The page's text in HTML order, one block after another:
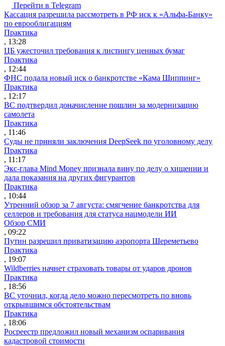
Перейти в Telegram
Кассация разрешила рассмотреть в РФ иск к «Альфа-Банку»
по еврооблигациям
Практика
, 13:28
ЦБ ужесточил требования к листингу ценных бумаг
Практика
, 12:44
ФНС подала новый иск о банкротстве «Кама Шиппинг»
Практика
, 12:17
ВС подтвердил доначисление пошлин за модернизацию
самолета
Практика
, 11:46
Суды не приняли заключения DeepSeek по уголовному делу
Практика
, 11:17
Экс-глава Mind Money признала вину по делу о хищении и
дала показания на других фигурантов
Практика
, 10:44
Утренний обзор за 7 августа: смягчение банкротства для
селлеров и требования для статуса нацмодели ИИ
Обзор СМИ
, 09:22
Путин разрешил приватизацию аэропорта Шереметьево
Практика
, 19:07
Wildberries начнет страховать товары от ударов дронов
Практика
, 18:56
ВС уточнил, когда дело можно пересмотреть по вновь
открывшимся обстоятельствам
Практика
, 18:06
Росреестр предложил новый механизм оспаривания
кадастровой стоимости